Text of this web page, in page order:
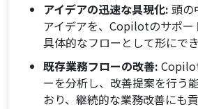
アイデアの迅速な具現化: 頭の
アイデアを、Copilotのサポー
具体的なフローとして形にでき
既存業務フローの改善:
ーを分析し、改善提案を行う
おり、継続的な業務改善にも貢